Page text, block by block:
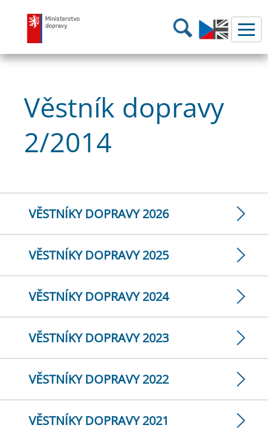
Ministerstvo dopravy Hledání
Věstník dopravy
2/2014
VĚSTNÍKY DOPRAVY 2026
VĚSTNÍKY DOPRAVY 2025
VĚSTNÍKY DOPRAVY 2024
VĚSTNÍKY DOPRAVY 2023
VĚSTNÍKY DOPRAVY 2022
VĚSTNÍKY DOPRAVY 2021